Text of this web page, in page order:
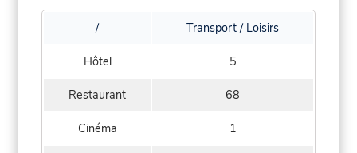
/ Transport / Loisirs
Hôtel 5
Restaurant 68
Cinéma 1